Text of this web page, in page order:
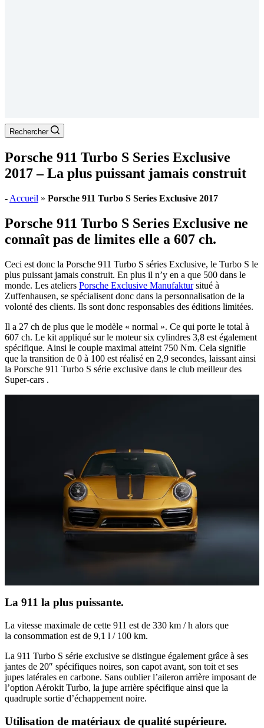
Rechercher
Porsche 911 Turbo S Series Exclusive
2017 – La plus puissant jamais construit
- Accueil » Porsche 911 Turbo S Series Exclusive 2017
Porsche 911 Turbo S Series Exclusive ne
connaît pas de limites elle a 607 ch.
Ceci est donc la Porsche 911 Turbo S séries Exclusive, le Turbo S le
plus puissant jamais construit. En plus il n’y en a que 500 dans le
monde. Les ateliers Porsche Exclusive Manufaktursitué à
Zuffenhausen, se spécialisent donc dans la personnalisation de la
volonté des clients. Ils sont donc responsables des éditions limitées.
Il a 27 ch de plus que le modèle « normal ». Ce qui porte le total à
607 ch. Le kit appliqué sur le moteur six cylindres 3,8 est également
spécifique. Ainsi le couple maximal atteint 750 Nm. Cela signifie
que la transition de 0 à 100 est réalisé en 2,9 secondes, laissant ainsi
la Porsche 911 Turbo S série exclusive dans le club meilleur des
Super-cars .
La 911 la plus puissante.
La vitesse maximale de cette 911 est de 330 km / h alors que
la consommation est de 9,1 l / 100 km.
La 911 Turbo S série exclusive se distingue également grâce à ses
jantes de 20″ spécifiques noires, son capot avant, son toit et ses
jupes latérales en carbone. Sans oublier l’aileron arrière imposant de
l’option Aérokit Turbo, la jupe arrière spécifique ainsi que la
quadruple sortie d’échappement noire.
Utilisation de matériaux de qualité supérieure.